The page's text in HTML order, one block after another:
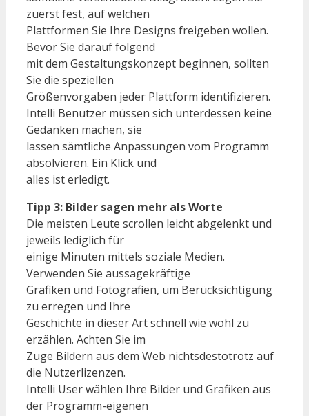
zuerst fest, auf welchen
Plattformen Sie Ihre Designs freigeben wollen.
Bevor Sie darauf folgend
mit dem Gestaltungskonzept beginnen, sollten
Sie die speziellen
Größenvorgaben jeder Plattform identifizieren.
Intelli Benutzer müssen sich unterdessen keine
Gedanken machen, sie
lassen sämtliche Anpassungen vom Programm
absolvieren. Ein Klick und
alles ist erledigt.
Tipp 3: Bilder sagen mehr als Worte
Die meisten Leute scrollen leicht abgelenkt und
jeweils lediglich für
einige Minuten mittels soziale Medien.
Verwenden Sie aussagekräftige
Grafiken und Fotografien, um Berücksichtigung
zu erregen und Ihre
Geschichte in dieser Art schnell wie wohl zu
erzählen. Achten Sie im
Zuge Bildern aus dem Web nichtsdestotrotz auf
die Nutzerlizenzen.
Intelli User wählen Ihre Bilder und Grafiken aus
der Programm-eigenen